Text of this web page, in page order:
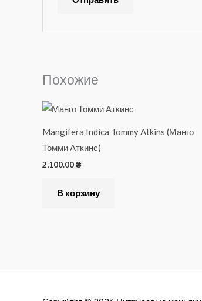
Похожие
Mangifera Indica Tommy Atkins (Манго
Томми Аткинс)
2,100.00₴
В корзину